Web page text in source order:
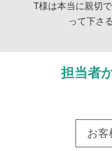
T様は本当に親切
って下さ
担当者
お客